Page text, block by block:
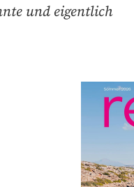
und eigentlich